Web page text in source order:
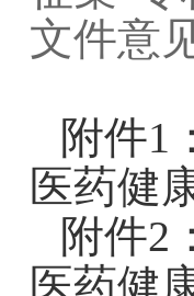
文件意
附件1
医药健
附件2
医药健